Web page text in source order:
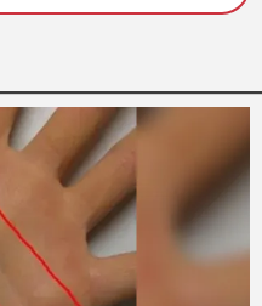
2025/5/30
が推すソウルの「ホットス
でおしゃれな街歩きから買
美容総ざ…
号
タッフに聞いた《好きな音
ング》朝ドラ『エール』
もランクイン…